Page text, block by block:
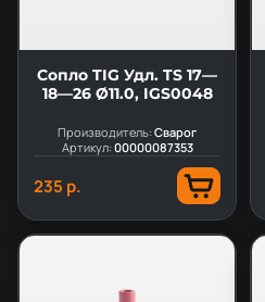
Сопло TIG Удл. TS 17—
18—26 Ø11.0, IGS0048
Производитель:Сварог
Артикул:00000087353
235 р.